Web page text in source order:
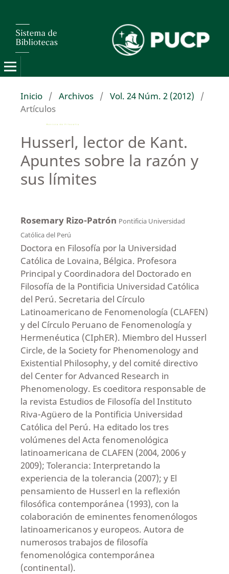
Inicio / Archivos / Vol. 24 Núm. 2 (2012)
/
Artículos
Husserl, lector de Kant.
Apuntes sobre la razón y
sus límites
Rosemary Rizo-Patrón Pontificia Universidad
Católica del Perú
Doctora en Filosofía por la Universidad
Católica de Lovaina, Bélgica. Profesora
Principal y Coordinadora del Doctorado en
Filosofía de la Pontificia Universidad Católica
del Perú. Secretaria del Círculo
Latinoamericano de Fenomenología (CLAFEN)
y del Círculo Peruano de Fenomenología y
Hermenéutica (CIphER). Miembro del Husserl
Circle, de la Society for Phenomenology and
Existential Philosophy, y del comité directivo
del Center for Advanced Research in
Phenomenology. Es coeditora responsable de
la revista Estudios de Filosofía del Instituto
Riva-Agüero de la Pontificia Universidad
Católica del Perú. Ha editado los tres
volúmenes del Acta fenomenológica
latinoamericana de CLAFEN (2004, 2006 y
2009); Tolerancia: Interpretando la
experiencia de la tolerancia (2007); y El
pensamiento de Husserl en la reflexión
filosófica contemporánea (1993), con la
colaboración de eminentes fenomenólogos
latinoamericanos y europeos. Autora de
numerosos trabajos de filosofía
fenomenológica contemporánea
(continental).